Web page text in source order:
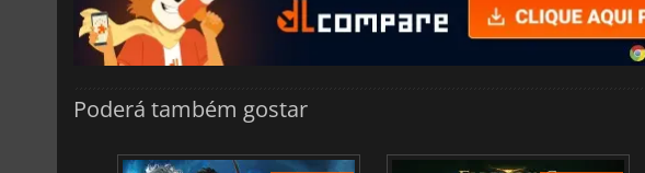
Poderá também gostar